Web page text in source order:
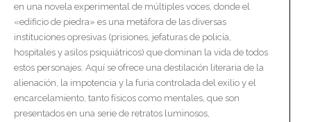
en una novela experimental de múltiples voces, donde el
«edificio de piedra» es una metáfora de las diversas
instituciones opresivas (prisiones, jefaturas de policía,
hospitales y asilos psiquiátricos) que dominan la vida de todos
estos personajes. Aquí se ofrece una destilación literaria de la
alienación, la impotencia y la furia controlada del exilio y el
encarcelamiento, tanto físicos como mentales, que son
presentados en una serie de retratos luminosos,